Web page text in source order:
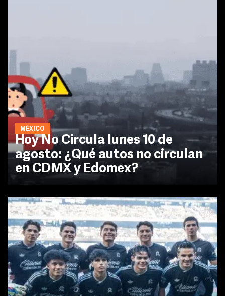
MÉXICO
Hoy No Circula lunes 10 de
agosto: ¿Qué autos no circulan
en CDMX y Edomex?